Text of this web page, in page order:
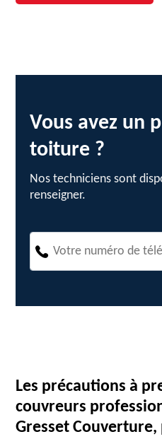
Vous avez un
toiture ?
Nos techniciens sont
renseigner.
Les précautions à
couvreurs
Gresset